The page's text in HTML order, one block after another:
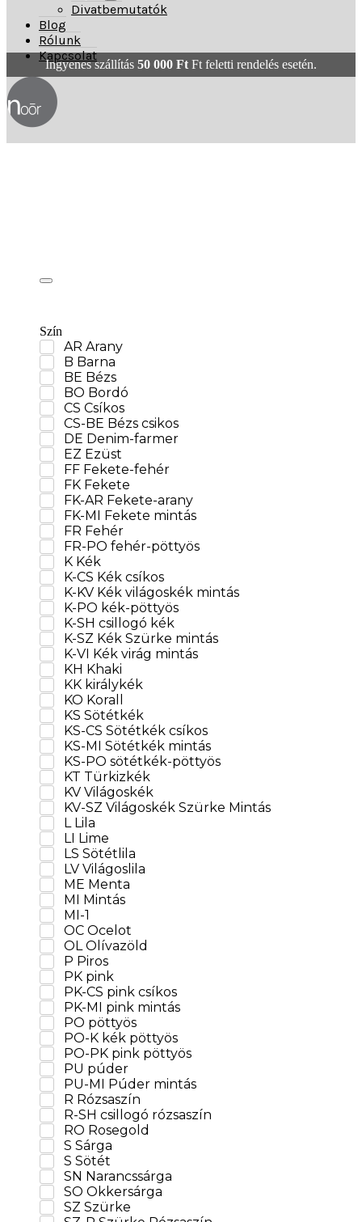
Divatbemutatók
Blog
Rólunk
Kapcsolat
Ingyenes szállítás 50 000 Ft Ft feletti rendelés esetén.
Szín
AR Arany
B Barna
BE Bézs
BO Bordó
CS Csíkos
CS-BE Bézs csikos
DE Denim-farmer
EZ Ezüst
FF Fekete-fehér
FK Fekete
FK-AR Fekete-arany
FK-MI Fekete mintás
FR Fehér
FR-PO fehér-pöttyös
K Kék
K-CS Kék csíkos
K-KV Kék világoskék mintás
K-PO kék-pöttyös
K-SH csillogó kék
K-SZ Kék Szürke mintás
K-VI Kék virág mintás
KH Khaki
KK királykék
KO Korall
KS Sötétkék
KS-CS Sötétkék csíkos
KS-MI Sötétkék mintás
KS-PO sötétkék-pöttyös
KT Türkizkék
KV Világoskék
KV-SZ Világoskék Szürke Mintás
L Lila
LI Lime
LS Sötétlila
LV Világoslila
ME Menta
MI Mintás
MI-1
OC Ocelot
OL Olívazöld
P Piros
PK pink
PK-CS pink csíkos
PK-MI pink mintás
PO pöttyös
PO-K kék pöttyös
PO-PK pink pöttyös
PU púder
PU-MI Púder mintás
R Rózsaszín
R-SH csillogó rózsaszín
RO Rosegold
S Sárga
S Sötét
SN Narancssárga
SO Okkersárga
SZ Szürke